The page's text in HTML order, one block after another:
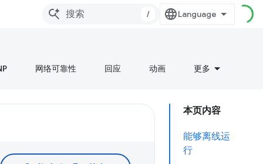
/
网络可靠性 回应 动画 更多
本页内容
能够离线运
行